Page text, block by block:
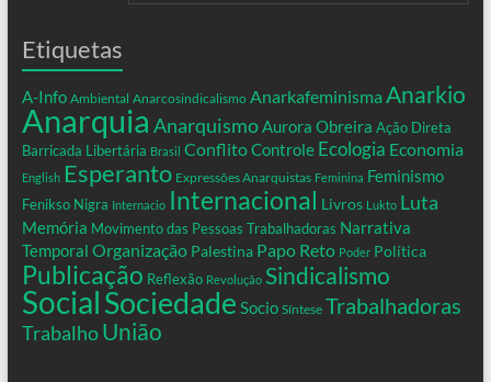
Etiquetas
A-Info Ambiental Anarcosindicalismo Anarkafeminisma Anarkio
Anarquia AnarquismoAurora Obreira Ação Direta
Barricada Libertária Brasil ConflitoControle Ecologia Economia
English Esperanto Expressões Anarquistas Feminina Feminismo
Fenikso Nigra Internacio Internacional Livros Lukto Luta
Memória Movimento das Pessoas Trabalhadoras Narrativa
Temporal Organização Palestina Papo Reto Poder Política
Publicação Reflexão Revolução Sindicalismo
SocialSociedade Socio Síntese Trabalhadoras
Trabalho União